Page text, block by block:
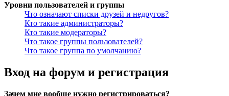
Уровни пользователей и группы
Что означают списки друзей и недругов?
Кто такие администраторы?
Кто такие модераторы?
Что такое группы пользователей?
Что такое группа по умолчанию?
Вход на форум и регистрация
Зачем мне вообще нужно регистрироваться?